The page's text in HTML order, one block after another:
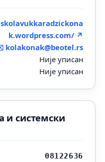
k.wordpress.com/ ↗
kolakonak@beotel.rs
Није уписан
Није уписан
и системски
08122636